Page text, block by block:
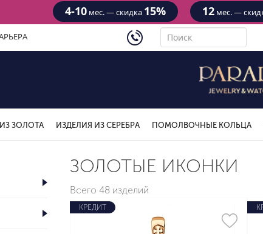
4-10мес. — скидка 15% 12мес. —
4434
ЗОЛОТА ИЗДЕЛИЯ ИЗ СЕРЕБРА ПОМОЛВОЧНЫЕ КОЛЬЦА
ЗОЛОТЫЕ ИКОНКИ
Всего 48 изделий
КРЕДИТ